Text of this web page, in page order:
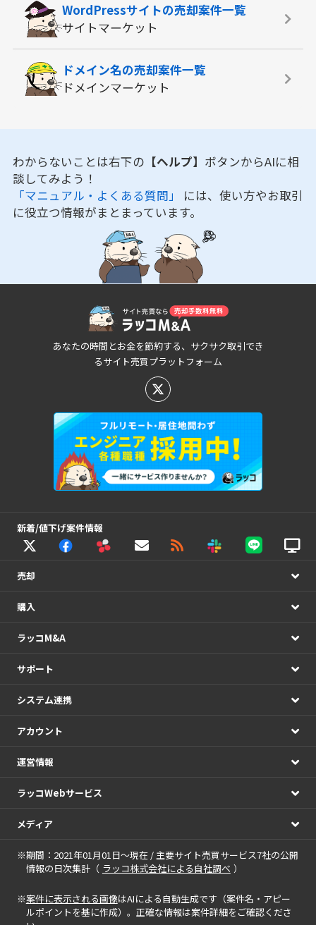
WordPressサイトの売却案件一覧
サイトマーケット
ドメイン名の売却案件一覧
ドメインマーケット
わからないことは右下の 【ヘルプ】 ボタンからAIに相
談してみよう！
「マニュアル・よくある質問」 には、使い方やお取引
に役立つ情報がまとまっています。
あなたの時間とお金を節約する、サクサク取引でき
るサイト売買プラットフォーム
新着/値下げ案件情報
売却
購入
ラッコM&A
サポート
システム連携
アカウント
運営情報
ラッコWebサービス
メディア
※期間：2021年01月01日～現在 / 主要サイト売買サービス7社の公開
情報の日次集計（ ラッコ株式会社による自社調べ ）
※案件に表示される画像はAIによる自動生成です（案件名・アピー
ルポイントを基に作成）。正確な情報は案件詳細をご確認くださ